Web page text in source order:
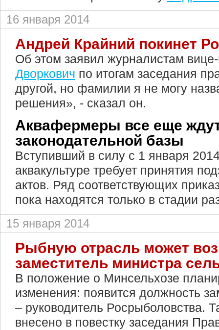
16 января 2014
Андрей Крайний покинет
Об этом заявил журналистам
Дворкович по итогам заседания
другой, но фамилии я не могу
решения», - сказал он.
Аквафермеры все еще
законодательной базы
Вступивший в силу с 1 января
аквакультуре требует принятия
актов. Ряд соответствующих
пока находятся только в стадии
15 января 2014
Рыбную отрасль может
заместитель министра
В положение о Минсельхозе
изменения: появится должность
– руководитель Росрыболовства.
внесено в повестку заседания